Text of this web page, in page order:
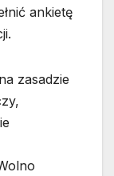
ankietę
zasadzie